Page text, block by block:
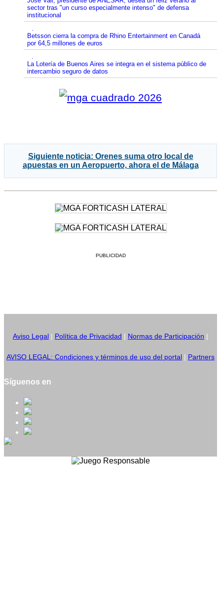
sector tras "un curso especialmente intenso" de defensa
institucional
.
Betsson cierra la compra de Rhino Entertainment en Canadá
por 64,5 millones de euros
.
La Lotería de Buenos Aires se integra en el sistema público de
intercambio seguro de datos
Siguiente noticia: Orenes suma otro local de
apuestas en un Aeropuerto, ahora el de Málaga
PUBLICIDAD
Aviso Legal | Política de Privacidad | Normas de Participación |
AVISO LEGAL: Condiciones y términos de uso del portal | Partners
Síguenos en